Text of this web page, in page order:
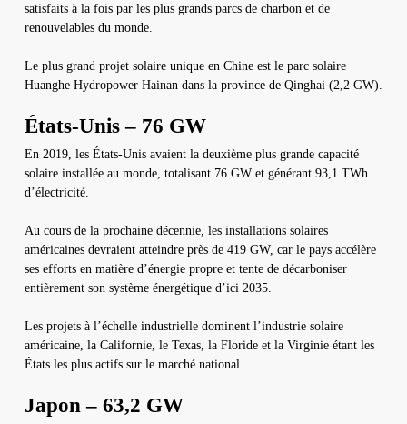
satisfaits à la fois par les plus grands parcs de charbon et de
renouvelables du monde.
Le plus grand projet solaire unique en Chine est le parc solaire
Huanghe Hydropower Hainan dans la province de Qinghai (2,2 GW).
États-Unis – 76 GW
En 2019, les États-Unis avaient la deuxième plus grande capacité
solaire installée au monde, totalisant 76 GW et générant 93,1 TWh
d’électricité.
Au cours de la prochaine décennie, les installations solaires
américaines devraient atteindre près de 419 GW, car le pays accélère
ses efforts en matière d’énergie propre et tente de décarboniser
entièrement son système énergétique d’ici 2035.
Les projets à l’échelle industrielle dominent l’industrie solaire
américaine, la Californie, le Texas, la Floride et la Virginie étant les
États les plus actifs sur le marché national.
Japon – 63,2 GW